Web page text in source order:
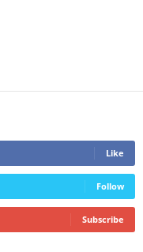
Like
Follow
Subscribe